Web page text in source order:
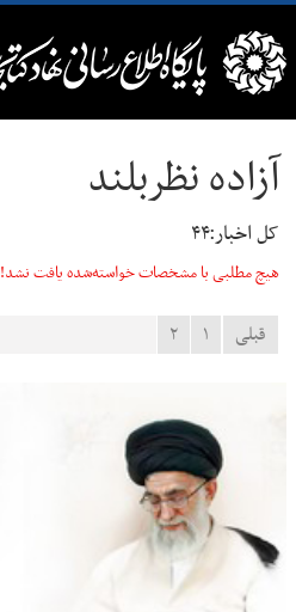
آزاده نظربلند
کل اخبار:۴۴
هیچ مطلبی با مشخصات خواسته‌شده یافت نشد!
قبلی ۱ ۲